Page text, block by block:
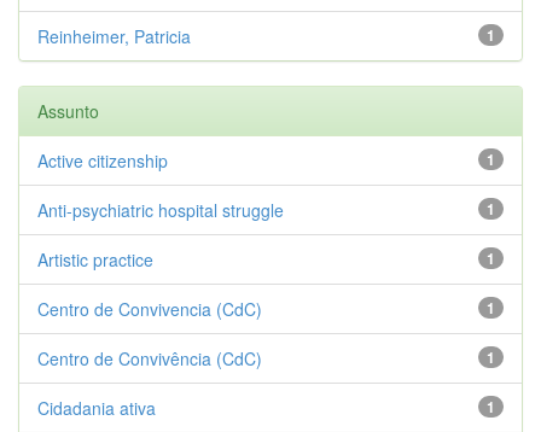
1
Reinheimer, Patricia
Assunto
1
Active citizenship
1
Anti-psychiatric hospital struggle
1
Artistic practice
1
Centro de Convivencia (CdC)
1
Centro de Convivência (CdC)
1
Cidadania ativa